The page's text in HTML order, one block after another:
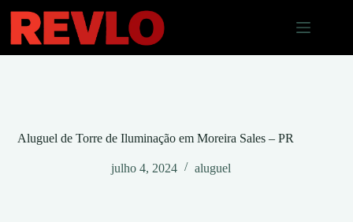
para
conteúdo
Aluguel de Torre de Iluminação em Moreira Sales – PR
julho 4, 2024 aluguel